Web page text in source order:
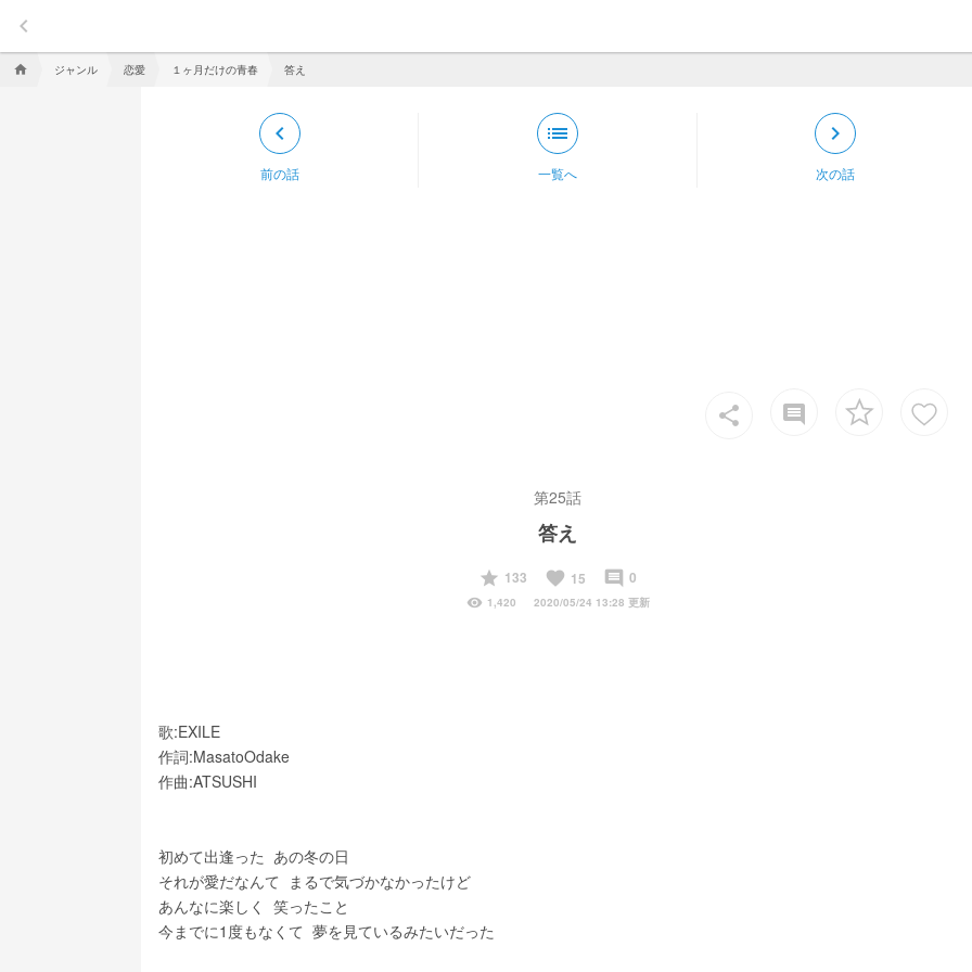
keyboard_arrow_left
home ジャンル 恋愛 １ヶ月だけの青春 答え
keyboard_arrow_left
前の話
list
一覧へ
keyboard_arrow_right
次の話
share insert_comment
第25話
答え
start
133 favorite 15 insert_comment 0
visibility 1,420 2020/05/24 13:28 更新
歌:EXILE
作詞:MasatoOdake
作曲:ATSUSHI
初めて出逢った  あの冬の日
それが愛だなんて  まるで気づかなかったけど
あんなに楽しく  笑ったこと
今までに1度もなくて  夢を見ているみたいだった